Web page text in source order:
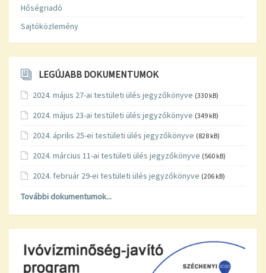
Hőségriadó
Sajtóközlemény
LEGÚJABB DOKUMENTUMOK
2024. május 27-ai testületi ülés jegyzőkönyve (330 kB)
2024. május 23-ai testületi ülés jegyzőkönyve (349 kB)
2024. április 25-ei testületi ülés jegyzőkönyve (828 kB)
2024. március 11-ai testületi ülés jegyzőkönyve (560 kB)
2024. február 29-ei testületi ülés jegyzőkönyve (206 kB)
További dokumentumok...